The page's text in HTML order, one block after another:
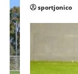
sportjonico